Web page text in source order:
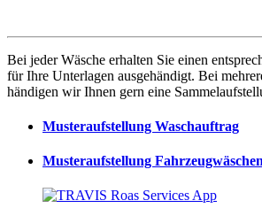
Bei jeder Wäsche erhalten Sie einen
für Ihre Unterlagen ausgehändigt. Bei
händigen wir Ihnen gern eine
Musteraufstellung Waschauftrag
Musteraufstellung Fahrzeugwäschen